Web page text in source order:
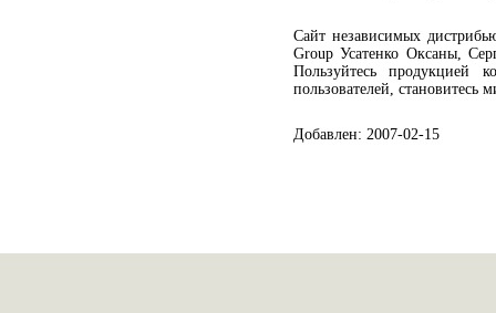
Сайт независимых
Group Усатенко Оксаны,
Пользуйтесь продукцией
пользователей, становитесь
Добавлен: 2007-02-15